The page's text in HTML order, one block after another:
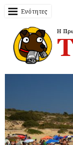
Ενότητες